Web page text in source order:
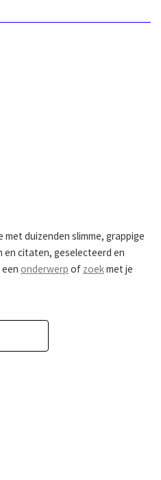
met duizenden slimme, grappige
en citaten, geselecteerd en
onderwerp of zoekmet je